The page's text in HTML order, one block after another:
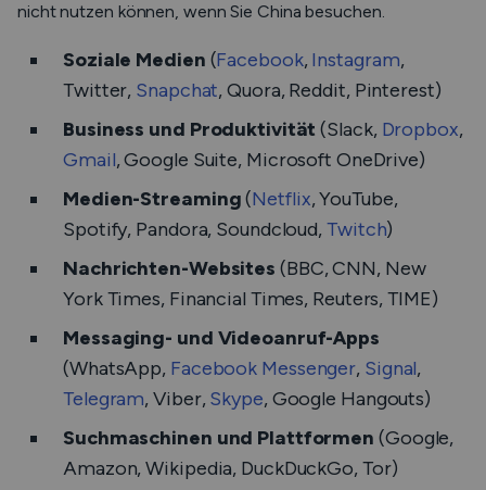
nicht nutzen können, wenn Sie China besuchen.
Soziale Medien (Facebook, Instagram,
Twitter, Snapchat, Quora, Reddit, Pinterest)
Business und Produktivität(Slack, Dropbox,
Gmail, Google Suite, Microsoft OneDrive)
Medien-Streaming(Netflix, YouTube,
Spotify, Pandora, Soundcloud, Twitch)
Nachrichten-Websites (BBC, CNN, New
York Times, Financial Times, Reuters, TIME)
Messaging- und Videoanruf-Apps
(WhatsApp, Facebook Messenger, Signal,
Telegram, Viber, Skype, Google Hangouts)
Suchmaschinen und Plattformen (Google,
Amazon, Wikipedia, DuckDuckGo, Tor)